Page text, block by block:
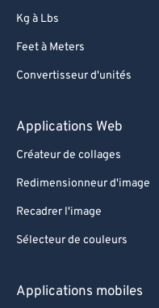
Kg à Lbs
Feet à Meters
Convertisseur d'unités
Applications Web
Créateur de collages
Redimensionneur d'image
Recadrer l'image
Sélecteur de couleurs
Applications mobiles